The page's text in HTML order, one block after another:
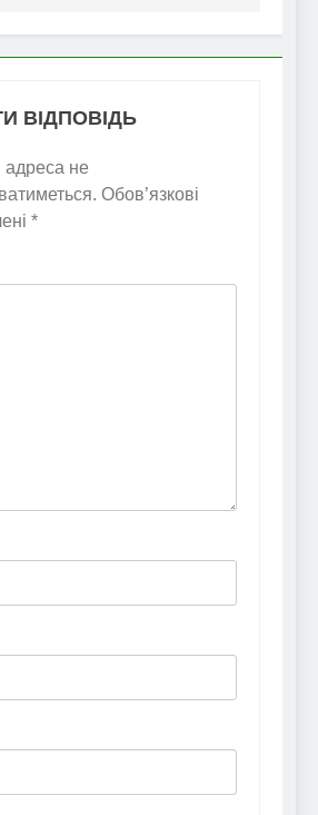
ВІДПОВІДЬ
не
Обов’язкові
*